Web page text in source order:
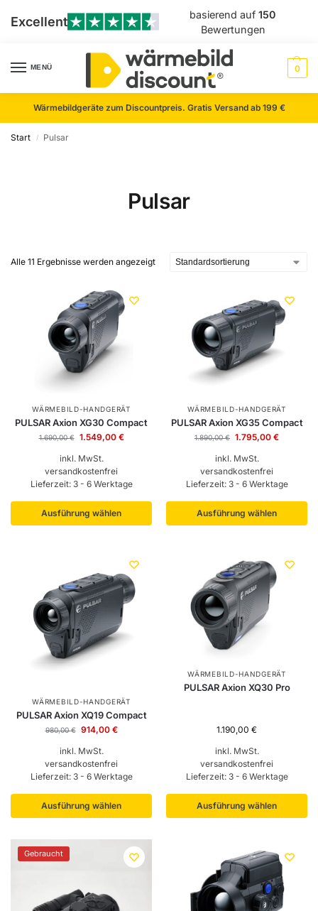
Excellent basierend auf150
Bewertungen
MENÜ 0
Wärmebildgeräte zum Discountpreis. Gratis Versand ab 199 €
Start / Pulsar
Pulsar
Alle 11 Ergebnisse werden angezeigt
WÄRMEBILD-HANDGERÄT
PULSAR Axion XG30 Compact
1.690,00€ 1.549,00 €
inkl. MwSt.
versandkostenfrei
Lieferzeit: 3 - 6 Werktage
Ausführung wählen
WÄRMEBILD-HANDGERÄT
PULSAR Axion XG35 Compact
1.890,00€ 1.795,00 €
inkl. MwSt.
versandkostenfrei
Lieferzeit: 3 - 6 Werktage
Ausführung wählen
WÄRMEBILD-HANDGERÄT
PULSAR Axion XQ19 Compact
980,00€ 914,00 €
inkl. MwSt.
versandkostenfrei
Lieferzeit: 3 - 6 Werktage
Ausführung wählen
WÄRMEBILD-HANDGERÄT
PULSAR Axion XQ30 Pro
1.190,00 €
inkl. MwSt.
versandkostenfrei
Lieferzeit: 3 - 6 Werktage
Ausführung wählen
Gebraucht